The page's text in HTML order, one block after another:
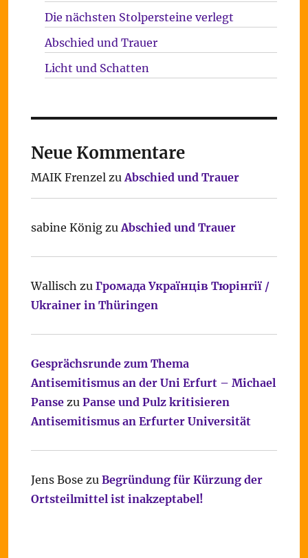
Die nächsten Stolpersteine verlegt
Abschied und Trauer
Licht und Schatten
Neue Kommentare
MAIK FrenzelzuAbschied und Trauer
sabine KönigzuAbschied und Trauer
Wallisch zu Громада Українців Тюрінгії /
Ukrainer in Thüringen
Gesprächsrunde zum Thema
Antisemitismus an der Uni Erfurt – Michael
Pansezu Panse und Pulz kritisieren
Antisemitismus an Erfurter Universität
Jens Bose zu Begründung für Kürzung der
Ortsteilmittel ist inakzeptabel!